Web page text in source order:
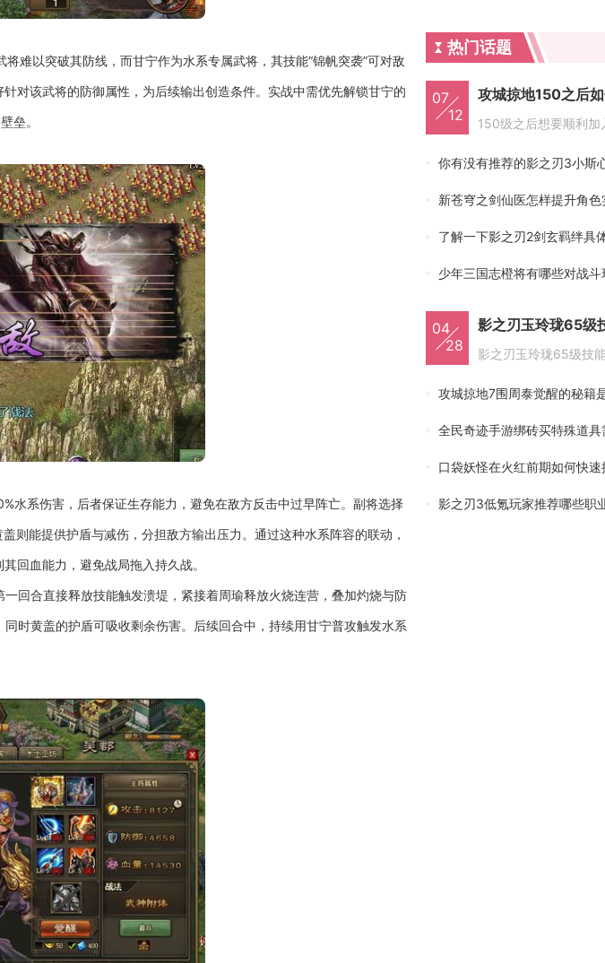
难以突破其防线，而甘宁作为水系专属武将，其技能“锦帆突袭”可对敌
对该武将的防御属性，为后续输出创造条件。实战中需优先解锁甘宁的
垒。
水系伤害，后者保证生存能力，避免在敌方反击中过早阵亡。副将选择
则能提供护盾与减伤，分担敌方输出压力。通过这种水系阵容的联动，
回血能力，避免战局拖入持久战。
回合直接释放技能触发溃堤，紧接着周瑜释放火烧连营，叠加灼烧与防
时黄盖的护盾可吸收剩余伤害。后续回合中，持续用甘宁普攻触发水系
热门话题
07
12
攻城掠地150之后
你有没有推荐的影之刃3小斯
新苍穹之剑仙医怎样提升角色
了解一下影之刃2剑玄羁绊具
04
28
影之刃玉玲珑65级
攻城掠地7围周泰觉醒的秘籍
全民奇迹手游绑砖买特殊道具
口袋妖怪在火红前期如何快
影之刃3低氪玩家推荐哪些职